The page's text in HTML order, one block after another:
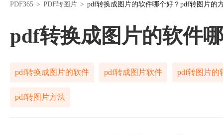
PDF365 > PDF转图片 > pdf转换成图片的软件哪个好？pdf转图片的
pdf转换成图片的软件
pdf转换成图片的软件 pdf转成图片软件 pdf转图片的
pdf转图片方法